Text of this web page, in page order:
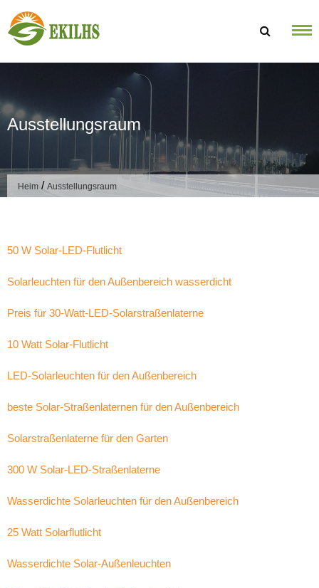
Ausstellungsraum
Heim / Ausstellungsraum
50 W Solar-LED-Flutlicht
Solarleuchten für den Außenbereich wasserdicht
Preis für 30-Watt-LED-Solarstraßenlaterne
10 Watt Solar-Flutlicht
LED-Solarleuchten für den Außenbereich
beste Solar-Straßenlaternen für den Außenbereich
Solarstraßenlaterne für den Garten
300 W Solar-LED-Straßenlaterne
Wasserdichte Solarleuchten für den Außenbereich
25 Watt Solarflutlicht
Wasserdichte Solar-Außenleuchten